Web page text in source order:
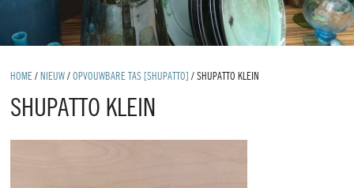
HOME / NIEUW /OPVOUWBARE TAS [SHUPATTO] /SHUPATTO KLEIN
SHUPATTO KLEIN